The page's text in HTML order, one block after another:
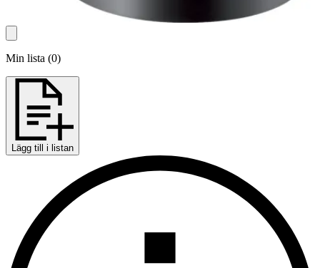
Min lista (0)
Lägg till i listan